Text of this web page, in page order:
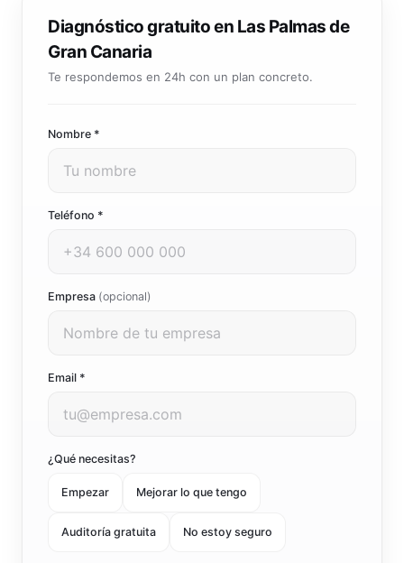
Diagnóstico gratuito en Las Palmas de
Gran Canaria
Te respondemos en 24h con un plan concreto.
Nombre *
Teléfono *
Empresa (opcional)
Email *
¿Qué necesitas?
Empezar Mejorar lo que tengo
Auditoría gratuita No estoy seguro